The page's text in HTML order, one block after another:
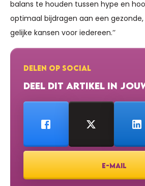
balans te houden tussen hype en
optimaal bijdragen aan een
gelijke kansen voor iedereen.’’
DELEN OP SOCIAL
DEEL DIT ARTIKEL IN
E-MAIL